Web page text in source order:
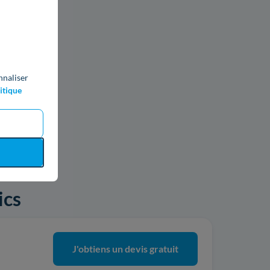
J'obtiens un devis gratuit